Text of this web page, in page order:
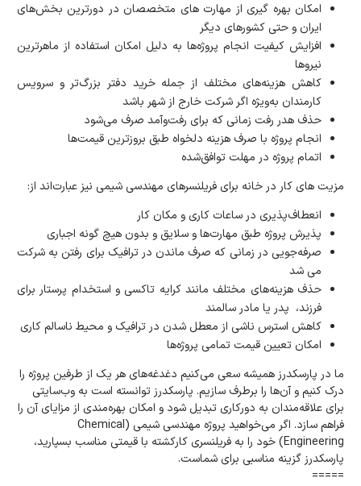
امکان بهره گیری از مهارت های متخصصان در دورترین بخش‌های
ایران و حتی کشورهای دیگر
افزایش کیفیت انجام پروژه‌ها به دلیل امکان استفاده از ماهرترین
نیروها
کاهش هزینه‌های مختلف از جمله خرید دفتر بزرگ‌تر و سرویس
کارمندان به‌ویژه اگر شرکت خارج از شهر باشد
حذف هدر رفت زمانی که برای رفت‌وآمد صرف می‌شود
انجام پروژه با صرف هزینه دلخواه طبق بروزترین قیمت‌ها
اتمام پروژه در مهلت توافق‌شده
مزیت های کار در خانه برای فریلنسرهای مهندسی شیمی نیز عبارت‌اند از:
انعطاف‌پذیری در ساعات کاری و مکان کار
پذیرش پروژه طبق مهارت‌ها و سلایق و بدون هیچ گونه اجباری
صرفه‌جویی در زمانی که صرف ماندن در ترافیک برای رفتن به شرکت
می شد
حذف هزینه‌های مختلف مانند کرایه تاکسی و استخدام پرستار برای
فرزند، پدر یا مادر سالمند
کاهش استرس ناشی از معطل شدن در ترافیک و محیط ناسالم کاری
امکان تعیین قیمت تمامی پروژه‌ها
ما در پارسکدرز همیشه سعی می‌کنیم دغدغه‌های هر یک از طرفین پروژه را
درک کنیم و آن‌ها را برطرف سازیم. پارسکدرز توانسته است به وب‌سایتی
برای علاقه‌مندان به دورکاری تبدیل شود و امکان بهره‌مندی از مزایای آن را
فراهم سازد. اگر می‌خواهید پروژه مهندسی شیمی (Chemical
Engineering) خود را به فریلنسری کارکشته با قیمتی مناسب بسپارید،
پارسکدرز گزینه مناسبی برای شماست.
=====